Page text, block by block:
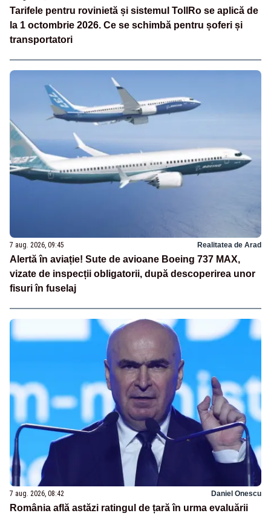
Tarifele pentru rovinietă și sistemul TollRo se aplică de
la 1 octombrie 2026. Ce se schimbă pentru șoferi și
transportatori
7 aug. 2026, 09:45 Realitatea de Arad
Alertă în aviație! Sute de avioane Boeing 737 MAX,
vizate de inspecții obligatorii, după descoperirea unor
fisuri în fuselaj
7 aug. 2026, 08:42 Daniel Onescu
România află astăzi ratingul de țară în urma evaluării